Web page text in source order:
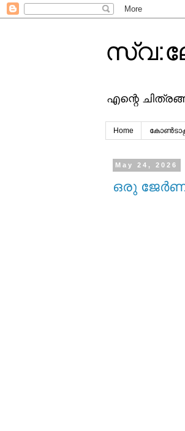
എന്റെ
Home
May 24, 2026
ഒരു